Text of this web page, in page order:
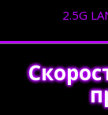
2.5G